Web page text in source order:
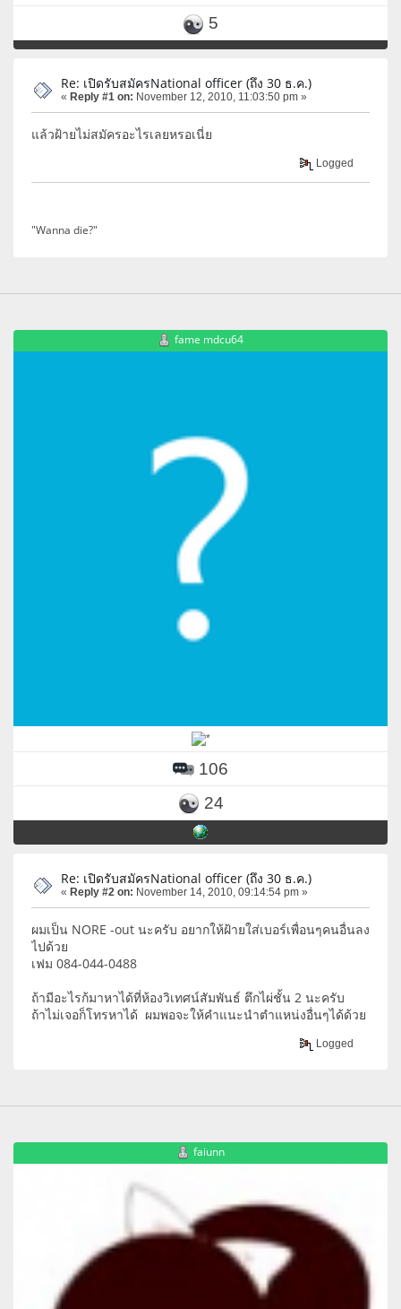
5
Re: เปิดรับสมัครNational officer (ถึง 30 ธ.ค.)
« Reply #1 on: November 12, 2010, 11:03:50 pm »
แล้วฝ้ายไม่สมัครอะไรเลยหรอเนี่ย
Logged
"Wanna die?"
fame mdcu64
106
24
Re: เปิดรับสมัครNational officer (ถึง 30 ธ.ค.)
« Reply #2 on: November 14, 2010, 09:14:54 pm »
ผมเป็น NORE -out นะครับ อยากให้ฝ้ายใส่เบอร์เพื่อนๆคนอื่นลง
ไปด้วย
เฟม 084-044-0488
ถ้ามีอะไรก้มาหาได้ที่ห้องวิเทศน์สัมพันธ์ ตึกไผ่ชั้น 2 นะครับ
ถ้าไม่เจอก็โทรหาได้ ผมพอจะให้คำแนะนำตำแหน่งอื่นๆได้ด้วย
Logged
faiunn